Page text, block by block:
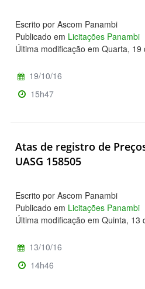
Escrito por Ascom Panambi
Publicado em Licitações Panambi
Última modificação em Quarta,
19/10/16
15h47
Atas de registro de
UASG 158505
Escrito por Ascom Panambi
Publicado em Licitações Panambi
Última modificação em Quinta,
13/10/16
14h46